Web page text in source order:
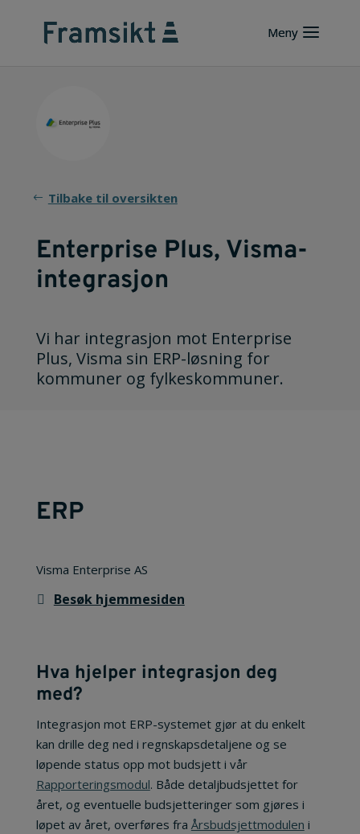
Tilbake til oversikten
Enterprise Plus, Visma-
integrasjon
Vi har integrasjon mot Enterprise
Plus, Visma sin ERP-løsning for
kommuner og fylkeskommuner.
ERP
Visma Enterprise AS
Besøk hjemmesiden
Hva hjelper integrasjon deg
med?
Integrasjon mot ERP-systemet gjør at du enkelt
kan drille deg ned i regnskapsdetaljene og se
løpende status opp mot budsjett i vår
Rapporteringsmodul. Både detaljbudsjettet for
året, og eventuelle budsjetteringer som gjøres i
løpet av året, overføres fra Årsbudsjettmodulen i